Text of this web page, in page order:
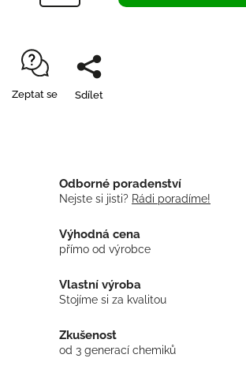
Zeptat se Sdílet
Odborné poradenství
Nejste si jisti? Rádi poradíme!
Výhodná cena
přímo od výrobce
Vlastní výroba
Stojíme si za kvalitou
Zkušenost
od 3 generací chemiků